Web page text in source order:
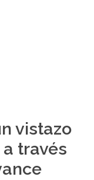
vistazo
través